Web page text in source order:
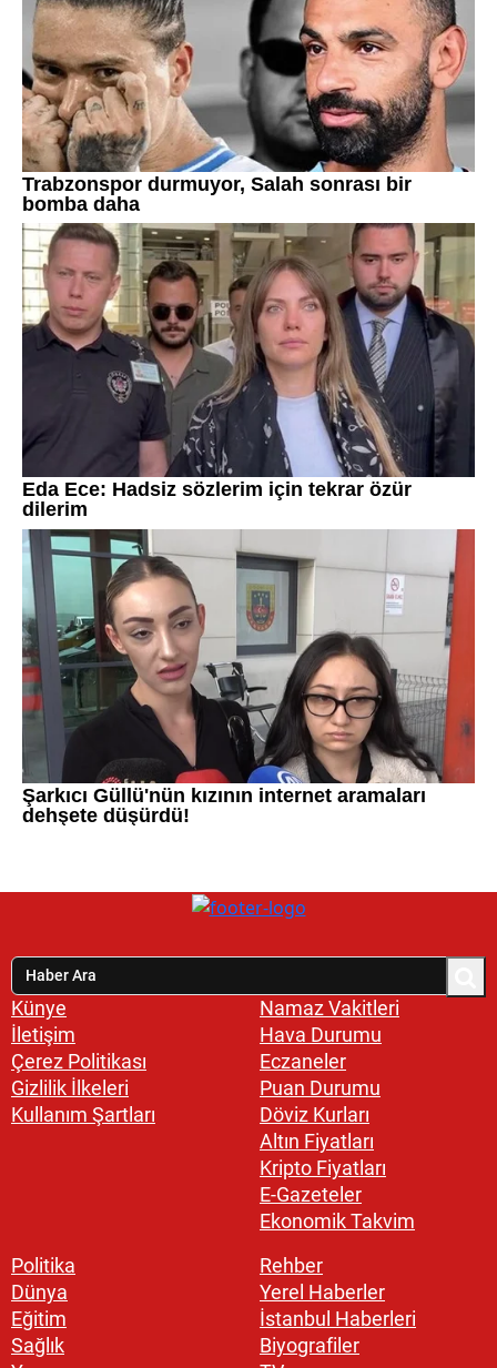
Künye
İletişim
Çerez Politikası
Gizlilik İlkeleri
Kullanım Şartları
Namaz Vakitleri
Hava Durumu
Eczaneler
Puan Durumu
Döviz Kurları
Altın Fiyatları
Kripto Fiyatları
E-Gazeteler
Ekonomik Takvim
Politika
Dünya
Eğitim
Sağlık
Rehber
Yerel Haberler
İstanbul Haberleri
Biyografiler